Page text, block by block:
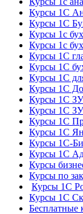
Курсы 1С
Курсы 1С
Курсы 1с
Курсы 1с
Курсы 1С
Курсы 1С
Курсы 1С
Курсы 1С
Курсы 1С
Курсы 1С
Курсы 1С
Курсы 1С
Курсы 1С-
Курсы 1С
Курсы
Курсы по
Курсы 1С
Курсы 1С
Бесплатные